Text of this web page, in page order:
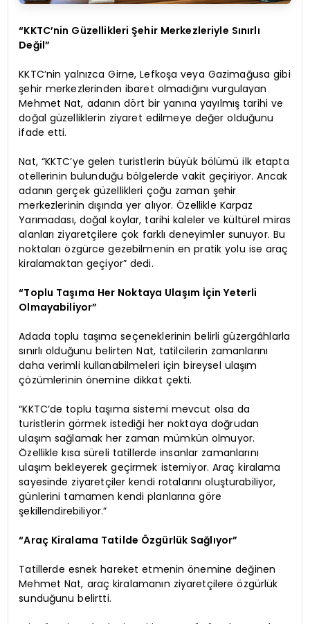
“KKTC’nin Güzellikleri Şehir Merkezleriyle Sınırlı
Değil”
KKTC’nin yalnızca Girne, Lefkoşa veya Gazimağusa gibi
şehir merkezlerinden ibaret olmadığını vurgulayan
Mehmet Nat, adanın dört bir yanına yayılmış tarihi ve
doğal güzelliklerin ziyaret edilmeye değer olduğunu
ifade etti.
Nat, “KKTC’ye gelen turistlerin büyük bölümü ilk etapta
otellerinin bulunduğu bölgelerde vakit geçiriyor. Ancak
adanın gerçek güzellikleri çoğu zaman şehir
merkezlerinin dışında yer alıyor. Özellikle Karpaz
Yarımadası, doğal koylar, tarihi kaleler ve kültürel miras
alanları ziyaretçilere çok farklı deneyimler sunuyor. Bu
noktaları özgürce gezebilmenin en pratik yolu ise araç
kiralamaktan geçiyor” dedi.
“Toplu Taşıma Her Noktaya Ulaşım İçin Yeterli
Olmayabiliyor”
Adada toplu taşıma seçeneklerinin belirli güzergâhlarla
sınırlı olduğunu belirten Nat, tatilcilerin zamanlarını
daha verimli kullanabilmeleri için bireysel ulaşım
çözümlerinin önemine dikkat çekti.
“KKTC’de toplu taşıma sistemi mevcut olsa da
turistlerin görmek istediği her noktaya doğrudan
ulaşım sağlamak her zaman mümkün olmuyor.
Özellikle kısa süreli tatillerde insanlar zamanlarını
ulaşım bekleyerek geçirmek istemiyor. Araç kiralama
sayesinde ziyaretçiler kendi rotalarını oluşturabiliyor,
günlerini tamamen kendi planlarına göre
şekillendirebiliyor.”
“Araç Kiralama Tatilde Özgürlük Sağlıyor”
Tatillerde esnek hareket etmenin önemine değinen
Mehmet Nat, araç kiralamanın ziyaretçilere özgürlük
sunduğunu belirtti.